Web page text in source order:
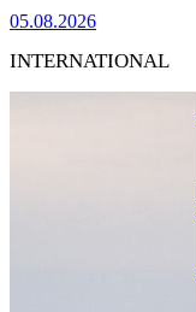
05.08.2026
INTERNATIONAL